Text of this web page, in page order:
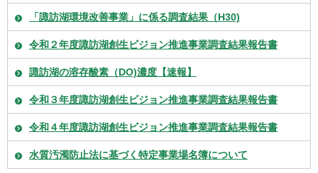
「諏訪湖環境改善事業」に係る調査結果（H30)
令和２年度諏訪湖創生ビジョン推進事業調査結果報告書
諏訪湖の溶存酸素（DO)濃度【速報】
令和３年度諏訪湖創生ビジョン推進事業調査結果報告書
令和４年度諏訪湖創生ビジョン推進事業調査結果報告書
水質汚濁防止法に基づく特定事業場名簿について